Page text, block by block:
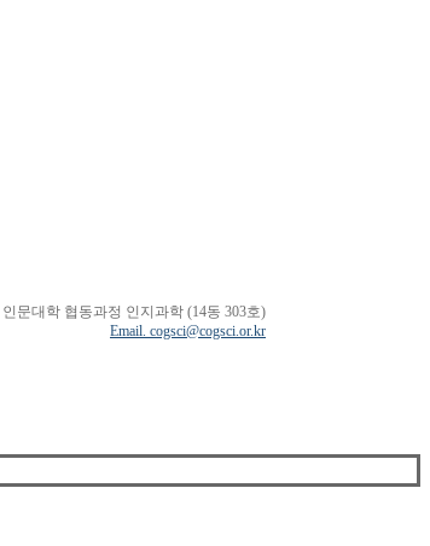
문대학 협동과정 인지과학 (14동 303호)
Email. cogsci@cogsci.or.kr